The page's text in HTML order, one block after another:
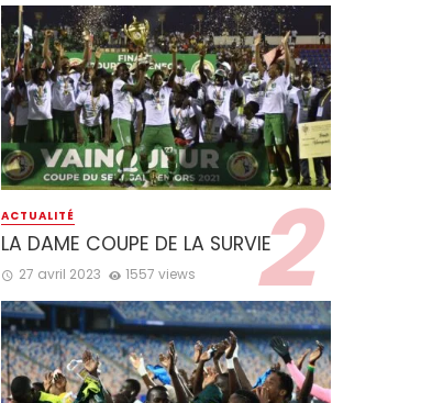
ACTUALITÉ
LA DAME COUPE DE LA SURVIE
27 avril 2023 1557 views